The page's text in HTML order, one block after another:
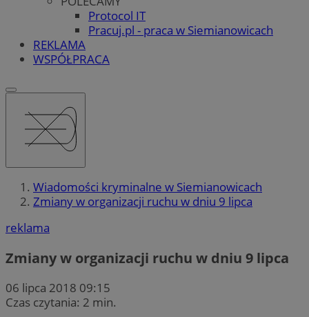
Protocol IT
Pracuj.pl - praca w Siemianowicach
REKLAMA
WSPÓŁPRACA
Wiadomości kryminalne w Siemianowicach
Zmiany w organizacji ruchu w dniu 9 lipca
reklama
Zmiany w organizacji ruchu w dniu 9 lipca
06 lipca 2018 09:15
Czas czytania: 2 min.